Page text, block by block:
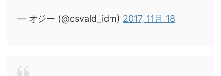
— オジー (@osvald_idm) 2017, 11月 18